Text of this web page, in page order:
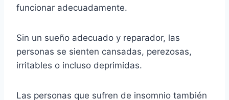
funcionar adecuadamente.
Sin un sueño adecuado y reparador, las
personas se sienten cansadas, perezosas,
irritables o incluso deprimidas.
Las personas que sufren de insomnio también